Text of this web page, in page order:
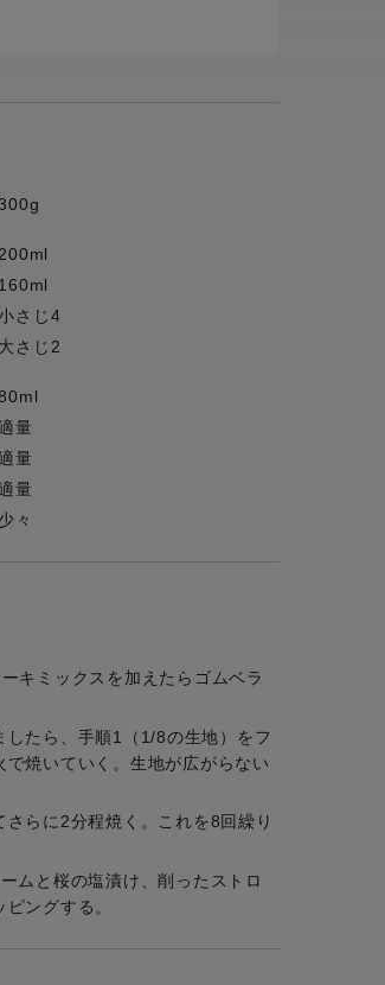
200ml
160ml
さじ4
大さじ2
適量
適量
適量
少々
キミックスを加えたらゴムベラ
たら、手順1（1/8の生地）をフ
焼いていく。生地が広がらない
らに2分程焼く。これを8回繰り
ムと桜の塩漬け、削ったストロ
ングする。